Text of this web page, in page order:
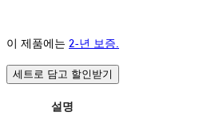
이 제품에는 2-년 보증.
세트로 담고 할인받기
설명